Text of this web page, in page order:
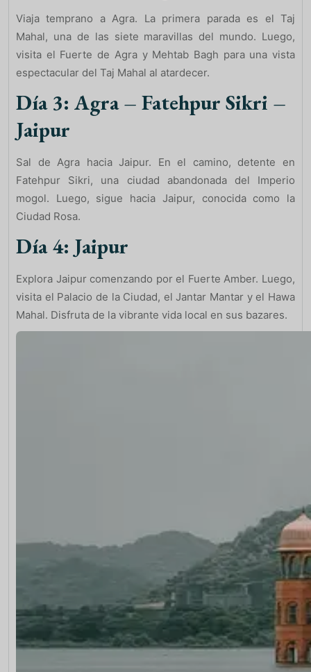
Viaja temprano a Agra. La primera parada es el Taj
Mahal, una de las siete maravillas del mundo. Luego,
visita el Fuerte de Agra y Mehtab Bagh para una vista
espectacular del Taj Mahal al atardecer.
Día 3: Agra – Fatehpur Sikri –
Jaipur
Sal de Agra hacia Jaipur. En el camino, detente en
Fatehpur Sikri, una ciudad abandonada del Imperio
mogol. Luego, sigue hacia Jaipur, conocida como la
Ciudad Rosa.
Día 4: Jaipur
Explora Jaipur comenzando por el Fuerte Amber. Luego,
visita el Palacio de la Ciudad, el Jantar Mantar y el Hawa
Mahal. Disfruta de la vibrante vida local en sus bazares.